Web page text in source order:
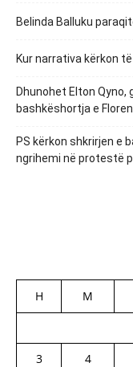
Belinda Balluku
Kur narrativa kërkon
Dhunohet Elton
bashkëshortja e
PS kërkon shkrirjen e
ngrihemi në protestë
H M
3
4